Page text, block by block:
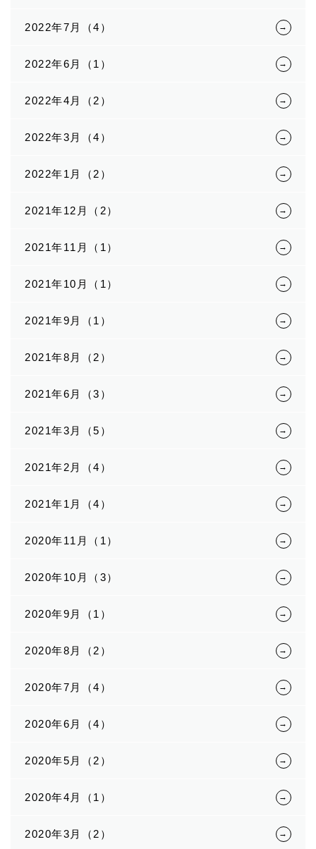
2022年7月（4）
2022年6月（1）
2022年4月（2）
2022年3月（4）
2022年1月（2）
2021年12月（2）
2021年11月（1）
2021年10月（1）
2021年9月（1）
2021年8月（2）
2021年6月（3）
2021年3月（5）
2021年2月（4）
2021年1月（4）
2020年11月（1）
2020年10月（3）
2020年9月（1）
2020年8月（2）
2020年7月（4）
2020年6月（4）
2020年5月（2）
2020年4月（1）
2020年3月（2）